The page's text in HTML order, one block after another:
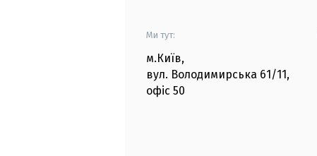
Ми тут:
м.Київ,
вул. Володимирська 61/11,
офіс 50